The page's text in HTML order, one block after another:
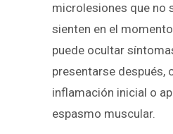
microlesiones que no
sienten en el
puede ocultar
presentarse después,
inflamación inicial o
espasmo muscular.